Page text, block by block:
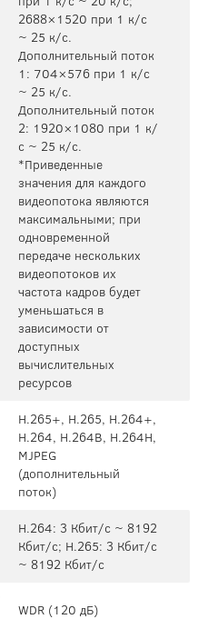
2688×1520 при 1 к/с
~ 25 к/с.
Дополнительный поток
1: 704×576 при 1 к/с
~ 25 к/с.
Дополнительный поток
2: 1920×1080 при 1 к/
с ~ 25 к/с.
*Приведенные
значения для каждого
видеопотока являются
максимальными; при
одновременной
передаче нескольких
видеопотоков их
частота кадров будет
уменьшаться в
зависимости от
доступных
вычислительных
ресурсов
H.265+, H.265, H.264+,
H.264, H.264B, H.264H,
MJPEG
(дополнительный
поток)
H.264: 3 Кбит/с ~ 8192
Кбит/с; H.265: 3 Кбит/с
~ 8192 Кбит/с
WDR (120 дБ)